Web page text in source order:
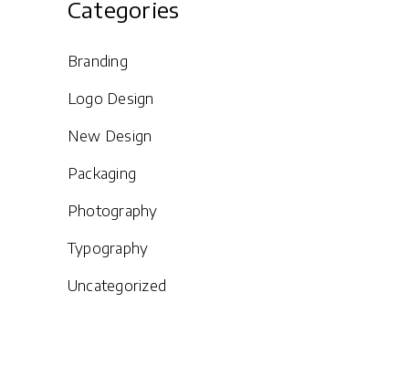
Categories
Branding
Logo Design
New Design
Packaging
Photography
Typography
Uncategorized